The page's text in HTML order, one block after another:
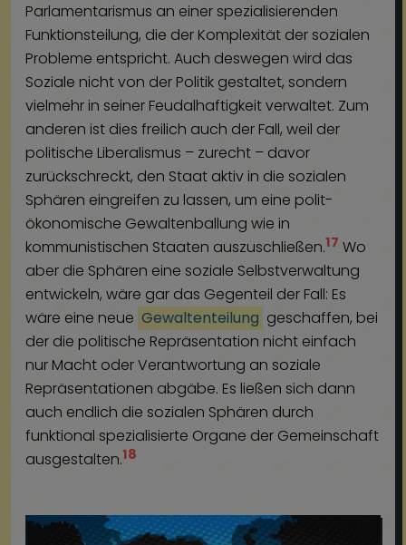
Parlamentarismus an einer spezialisierenden
Funktionsteilung, die der Komplexität der sozialen
Probleme entspricht. Auch deswegen wird das
Soziale nicht von der Politik gestaltet, sondern
vielmehr in seiner Feudalhaftigkeit verwaltet. Zum
anderen ist dies freilich auch der Fall, weil der
politische Liberalismus – zurecht – davor
zurückschreckt, den Staat aktiv in die sozialen
Sphären eingreifen zu lassen, um eine polit-
ökonomische Gewaltenballung wie in
kommunistischen Staaten auszuschließen.17 Wo
aber die Sphären eine soziale Selbstverwaltung
entwickeln, wäre gar das Gegenteil der Fall: Es
wäre eine neue Gewaltenteilung geschaffen, bei
der die politische Repräsentation nicht einfach
nur Macht oder Verantwortung an soziale
Repräsentationen abgäbe. Es ließen sich dann
auch endlich die sozialen Sphären durch
funktional spezialisierte Organe der Gemeinschaft
ausgestalten.18